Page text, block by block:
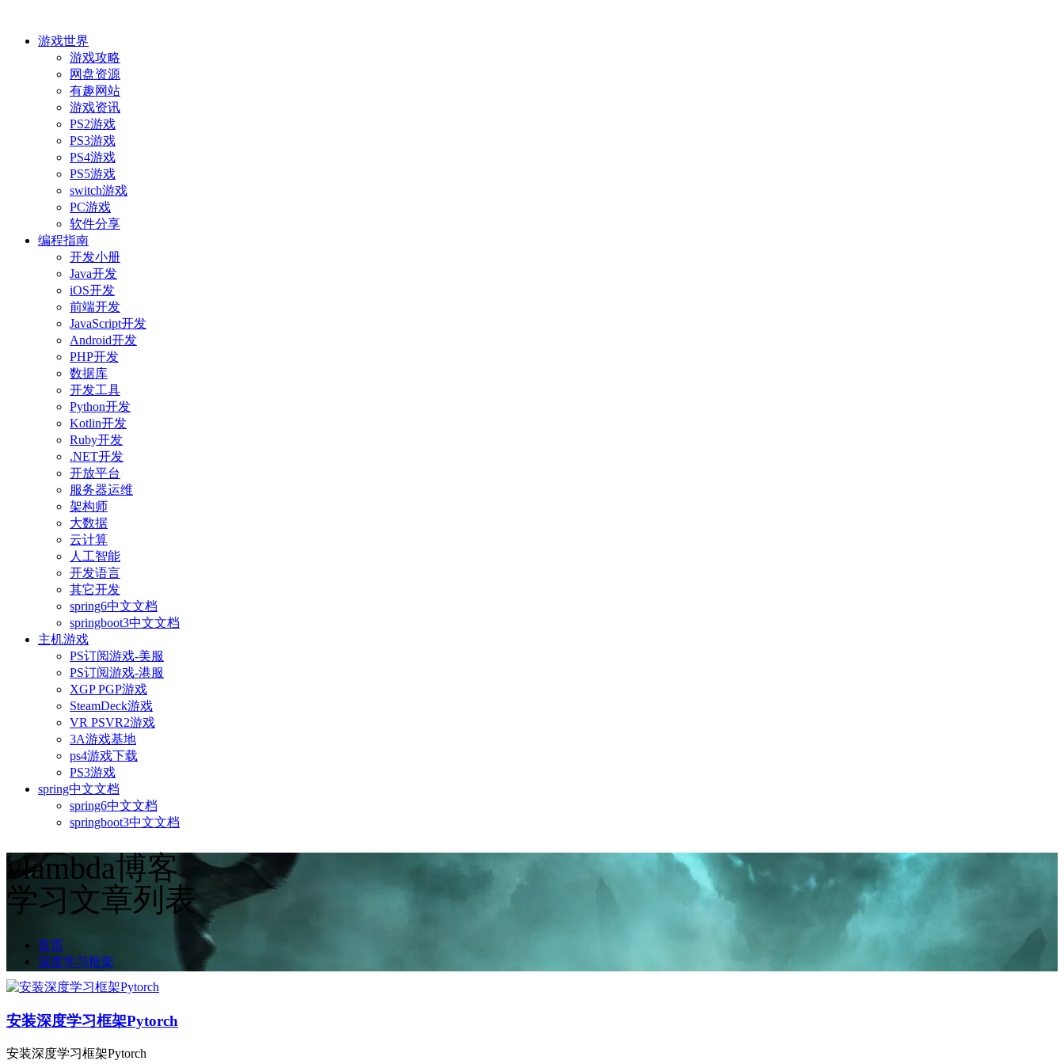
游戏世界
游戏攻略
网盘资源
有趣网站
游戏资讯
PS2游戏
PS3游戏
PS4游戏
PS5游戏
switch游戏
PC游戏
软件分享
编程指南
开发小册
Java开发
iOS开发
前端开发
JavaScript开发
Android开发
PHP开发
数据库
开发工具
Python开发
Kotlin开发
Ruby开发
.NET开发
开放平台
服务器运维
架构师
大数据
云计算
人工智能
开发语言
其它开发
spring6中文文档
springboot3中文文档
主机游戏
PS订阅游戏-美服
PS订阅游戏-港服
XGP PGP游戏
SteamDeck游戏
VR PSVR2游戏
3A游戏基地
ps4游戏下载
PS3游戏
spring中文文档
spring6中文文档
springboot3中文文档
vlambda博客
学习文章列表
首页
深度学习框架
安装深度学习框架Pytorch
安装深度学习框架Pytorch